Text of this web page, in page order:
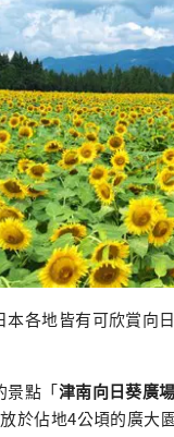
本各地皆有可欣賞向
景點「津南向日葵廣場
於佔地4公頃的廣大